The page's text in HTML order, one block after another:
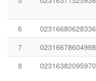
6 02316680628336
7
02316678604998
8
02316382095970